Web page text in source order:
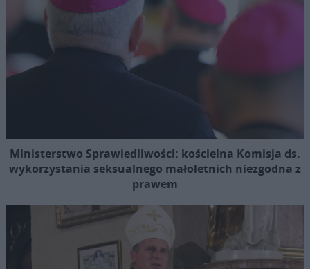
Ministerstwo Sprawiedliwości: kościelna Komisja ds.
wykorzystania seksualnego małoletnich niezgodna z
prawem